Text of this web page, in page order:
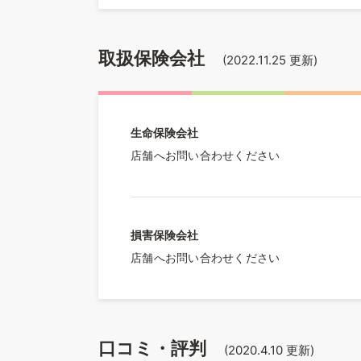
取扱保険会社 (2022.11.25 更新)
生命保険会社
店舗へお問い合わせください
損害保険会社
店舗へお問い合わせください
口コミ・評判 (2020.4.10 更新)